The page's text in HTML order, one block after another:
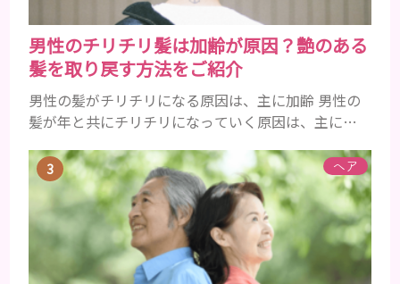
男性のチリチリ髪は加齢が原因？艶のある
髪を取り戻す方法をご紹介
男性の髪がチリチリになる原因は、主に加齢 男性の
髪が年と共にチリチリになっていく原因は、主に加
にツヤがあった男性も、いつのまにか髪がチリチリ
でペタンとするようになったと感じる人もいるでし
ょう。特に大人の男性としての魅力が出てくる40代
以降の男性に悩んでいる人が多い傾向があります。
髪が生え変わるサイクルは、年齢と共に乱れていき
ます。髪が太くならないま...
ヘア